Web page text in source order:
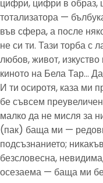
цифри, цифри в образ,
тотализатора —
във сфера, а после
не си ти. Тази торба с
любов, живот,
киното на Бела Тар…
И ти осиротя, каза ми
бе съвсем
малко да не мисля за
(пак) баща ми —
подсъзнанието;
безсловесна,
осезаема — баща ми